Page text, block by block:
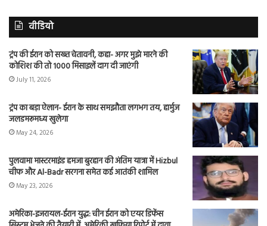
वीडियो
ट्रंप की ईरान को सख्त चेतावनी, कहा- अगर मुझे मारने की
कोशिश की तो 1000 मिसाइलें दाग दी जाएंगी
July 11, 2026
ट्रंप का बड़ा ऐलान- ईरान के साथ समझौता लगभग तय, हार्मुज
जलडमरूमध्य खुलेगा
May 24, 2026
पुलवामा मास्टरमाइंड हमजा बुरहान की अंतिम यात्रा में Hizbul
चीफ और Al-Badr सरगना समेत कई आतंकी शामिल
May 23, 2026
अमेरिका-इजरायल-ईरान युद्ध: चीन ईरान को एयर डिफेंस